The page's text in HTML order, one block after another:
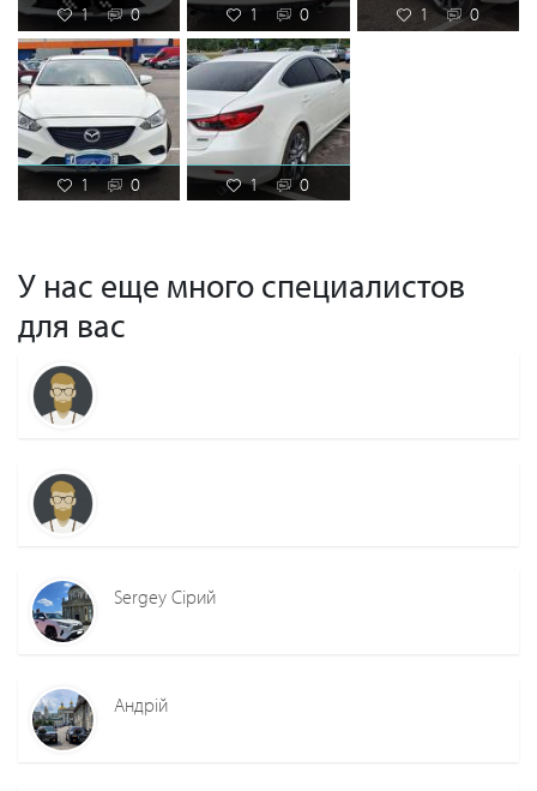
1 0 1 0 1 0
1 0 1 0
У нас еще много специалистов
для вас
Sergey Сірий
Андрій